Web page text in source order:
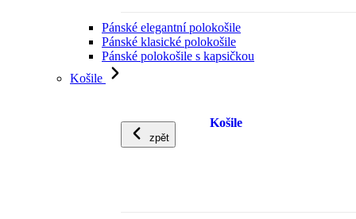
Pánské elegantní polokošile
Pánské klasické polokošile
Pánské polokošile s kapsičkou
Košile
zpět
Košile